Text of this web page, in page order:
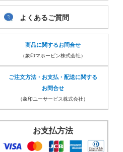
よくあるご質問
商品に関するお問合せ
（象印マホービン株式会社）
ご注文方法・お支払・配送に関する
お問合せ
（象印ユーサービス株式会社）
お支払方法